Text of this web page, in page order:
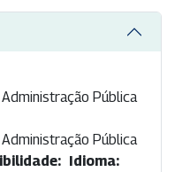
Pública
Pública
Idioma: